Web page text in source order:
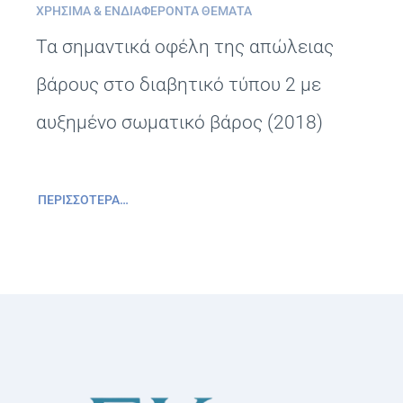
ΧΡΉΣΙΜΑ & ΕΝΔΙΑΦΈΡΟΝΤΑ ΘΈΜΑΤΑ
Τα σημαντικά οφέλη της απώλειας
βάρους στο διαβητικό τύπου 2 με
αυξημένο σωματικό βάρος (2018)
ΠΕΡΙΣΣΌΤΕΡΑ…